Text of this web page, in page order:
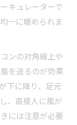
キュレーターで
一に暖められま
ンの対角線上や
を送るのが効果
下に降り、足元
、直接人に風が
には注意が必要